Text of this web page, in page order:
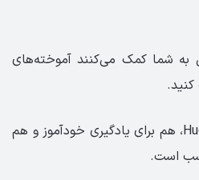
کتاب در ۲۰ درس به شما کمک می‌‌کنند آموخته‌های
Hugo Japanese in 3 Months، هم برای یادگیری خودآموز و هم
است.